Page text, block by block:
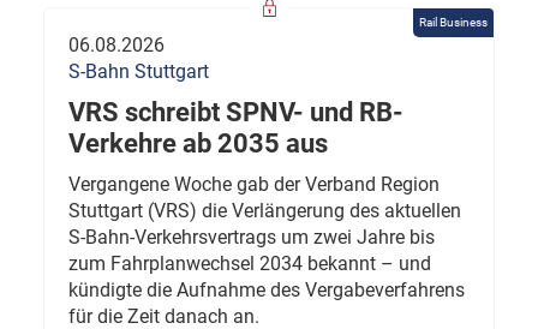
Rail Business
06.08.2026
S-Bahn Stuttgart
VRS schreibt SPNV- und RB-
Verkehre ab 2035 aus
Vergangene Woche gab der Verband Region
Stuttgart (VRS) die Verlängerung des aktuellen
S-Bahn-Verkehrsvertrags um zwei Jahre bis
zum Fahrplanwechsel 2034 bekannt – und
kündigte die Aufnahme des Vergabeverfahrens
für die Zeit danach an.